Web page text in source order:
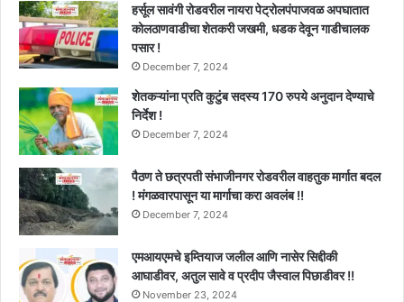
हर्सूल सावंगी रोडवरील नायरा पेट्रोलपंपाजवळ अपघातात
कोलठाणवाडीचा शेतकरी जखमी, धडक देवून गाडीचालक
पसार !
December 7, 2024
शेतकऱ्यांना प्रति कुटुंब सदस्य 170 रुपये अनुदान देण्याचे
निर्देश !
December 7, 2024
पैठण ते छत्रपती संभाजीनगर रोडवरील वाहतुक मार्गात बदल
! मंगळवारपासून या मार्गाचा करा अवलंब !!
December 7, 2024
एमआयएमचे इम्तियाज जलील आणि नासेर सिद्दीकी
आघाडीवर, अतुल सावे व प्रदीप जैस्वाल पिछाडीवर !!
November 23, 2024